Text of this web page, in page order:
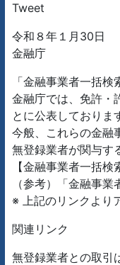
Tweet
令和８年１月30日
金融庁
「金融事業者一括
金融庁では、免許・
とに公表しておりま
今般、これらの金融
無登録業者が関与す
【金融事業者一括検
（参考）「金融事
※ 上記のリンクより
関連リンク
無登録業者との取引